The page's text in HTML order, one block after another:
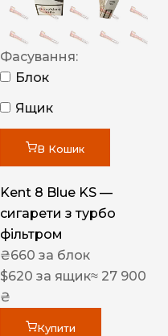
Фасування:
Блок
Ящик
В Кошик
Kent 8 Blue KS —
сигарети з турбо
фільтром
₴660 за блок
$620 за ящик≈ 27 900
₴
Купити